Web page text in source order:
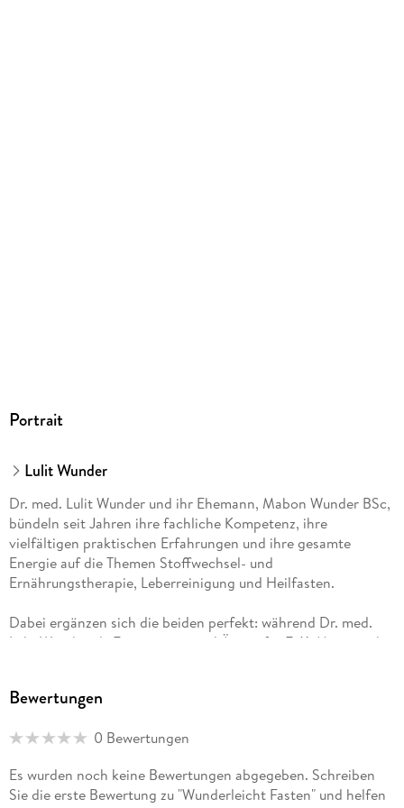
Portrait
Lulit Wunder
Dr. med. Lulit Wunder und ihr Ehemann, Mabon Wunder BSc,
bündeln seit Jahren ihre fachliche Kompetenz, ihre
vielfältigen praktischen Erfahrungen und ihre gesamte
Energie auf die Themen Stoffwechsel- und
Ernährungstherapie, Leberreinigung und Heilfasten.
Dabei ergänzen sich die beiden perfekt: während Dr. med.
Lulit Wunder als Fastenärztin und Ärztin für F. X. Mayr- und
allen Stoffwechsel- und Ernährungsthemen in die Tiefe und
für medizinisch angeleitetes Heilfasten, F. X. -Mayrkuren und
Ernährungstherapie. Als Anbieter von Heilfasten- und
Bewertungen
0 Bewertungen
Es wurden noch keine Bewertungen abgegeben. Schreiben
Sie die erste Bewertung zu "Wunderleicht Fasten" und helfen